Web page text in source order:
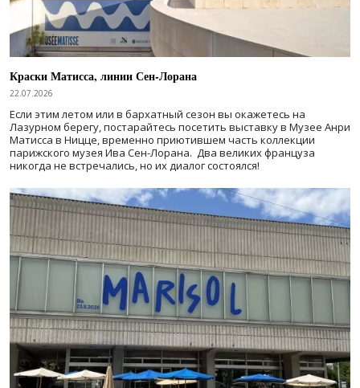
Краски Матисса, линии Сен-Лорана
22.07.2026
Если этим летом или в бархатный сезон вы окажетесь на
Лазурном берегу, постарайтесь посетить выставку в Музее Анри
Матисса в Ницце, временно приютившем часть коллекции
парижского музея Ива Сен-Лорана. Два великих француза
никогда не встречались, но их диалог состоялся!